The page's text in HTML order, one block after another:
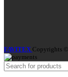
FAVITEX Copyrights